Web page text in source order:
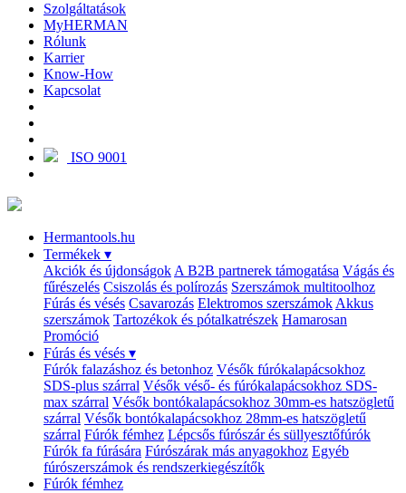
Szolgáltatások
MyHERMAN
Rólunk
Karrier
Know-How
Kapcsolat
ISO 9001
Hermantools.hu
Termékek ▾
Akciók és újdonságok A B2B partnerek támogatása Vágás és
fűrészelés Csiszolás és polírozás Szerszámok multitoolhoz
Fúrás és vésés Csavarozás Elektromos szerszámok Akkus
szerszámok Tartozékok és pótalkatrészek Hamarosan
Promóció
Fúrás és vésés ▾
Fúrók falazáshoz és betonhoz Vésők fúrókalapácsokhoz
SDS-plus szárral Vésők véső- és fúrókalapácsokhoz SDS-
max szárral Vésők bontókalapácsokhoz 30mm-es hatszögletű
szárral Vésők bontókalapácsokhoz 28mm-es hatszögletű
szárral Fúrók fémhez Lépcsős fúrószár és süllyesztőfúrók
Fúrók fa fúrására Fúrószárak más anyagokhoz Egyéb
fúrószerszámok és rendszerkiegészítők
Fúrók fémhez